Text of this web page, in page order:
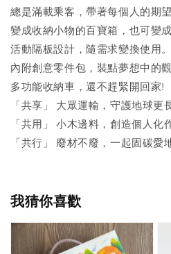
總是滿載乘客，帶著每個人的期
變成收納小物的百寶箱，也可變
活動隔板設計，隨需求變換使用。
內附創意零件包，裝點夢想中的觀
多功能收納車，還不趕緊開回家!
「共享」 大眾運輸，守護地球更
「共用」 小木邊料，創造個人化
「共行」 廢材不廢，一起固碳愛
我猜你喜歡